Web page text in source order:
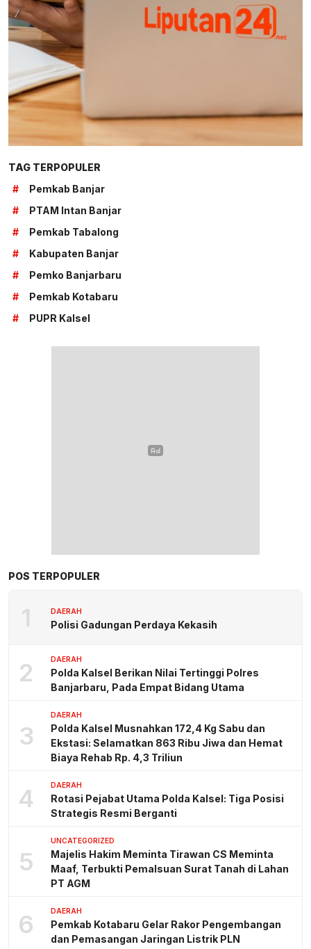
TAG TERPOPULER
#
Pemkab Banjar
#
PTAM Intan Banjar
#
Pemkab Tabalong
#
Kabupaten Banjar
#
Pemko Banjarbaru
#
Pemkab Kotabaru
#
PUPR Kalsel
POS TERPOPULER
1 DAERAH
Polisi Gadungan Perdaya Kekasih
2 DAERAH
Polda Kalsel Berikan Nilai Tertinggi Polres
Banjarbaru, Pada Empat Bidang Utama
3
DAERAH
Polda Kalsel Musnahkan 172,4 Kg Sabu dan
Ekstasi: Selamatkan 863 Ribu Jiwa dan Hemat
Biaya Rehab Rp. 4,3 Triliun
4 DAERAH
Rotasi Pejabat Utama Polda Kalsel: Tiga Posisi
Strategis Resmi Berganti
5
UNCATEGORIZED
Majelis Hakim Meminta Tirawan CS Meminta
Maaf, Terbukti Pemalsuan Surat Tanah di Lahan
PT AGM
6 DAERAH
Pemkab Kotabaru Gelar Rakor Pengembangan
dan Pemasangan Jaringan Listrik PLN